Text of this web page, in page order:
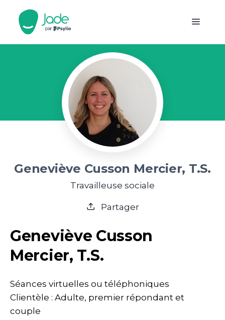
Geneviève Cusson Mercier, T.S.
Travailleuse sociale
Partager
Geneviève Cusson
Mercier, T.S.
Séances virtuelles ou téléphoniques
Clientèle : Adulte, premier répondant et
couple